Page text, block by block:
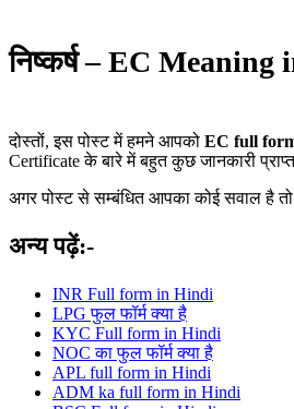
निष्कर्ष– EC Meaning
दोस्तों, इस पोस्ट में हमने आपको EC full
Certificate के बारे में बहुत कुछ जानकारी प्राप्त
अगर पोस्ट से सम्बंधित आपका कोई सवाल है
अन्य पढ़ें:-
INR Full form in Hindi
LPG फुल फॉर्म क्या है
KYC Full form in Hindi
NOC का फुल फॉर्म क्या है
APL full form in Hindi
ADM ka full form in Hindi